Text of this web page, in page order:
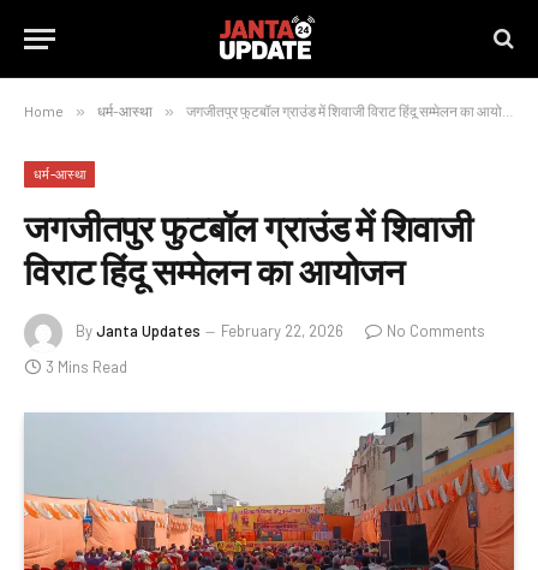
Home » धर्म-आस्था » जगजीतपुर फुटबॉल ग्राउंड में शिवाजी विराट हिंदू सम्मेलन का आयोजन
धर्म-आस्था
जगजीतपुर फुटबॉल ग्राउंड में शिवाजी
विराट हिंदू सम्मेलन का आयोजन
ByJanta Updates February 22, 2026
No Comments
3 Mins Read